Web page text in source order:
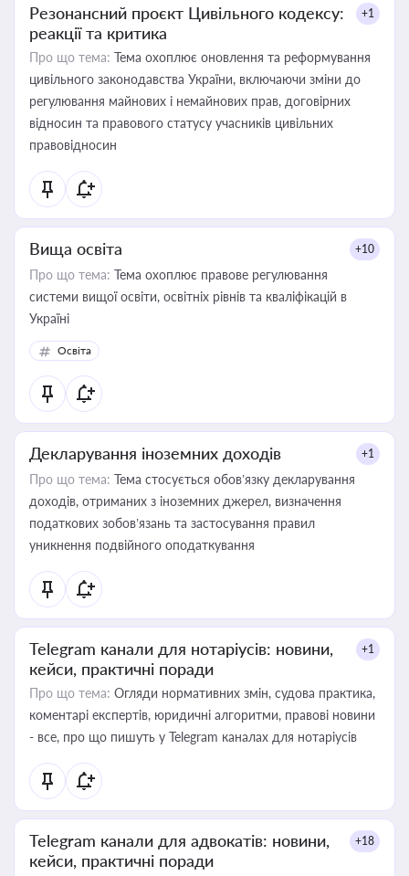
Резонансний проєкт Цивільного кодексу:
реакції та критика
+1
Про що тема: Тема охоплює оновлення та реформування
цивільного законодавства України, включаючи зміни до
регулювання майнових і немайнових прав, договірних
відносин та правового статусу учасників цивільних
правовідносин
Вища освіта +10
Про що тема: Тема охоплює правове регулювання
системи вищої освіти, освітніх рівнів та кваліфікацій в
Україні
Освіта
Декларування іноземних доходів +1
Про що тема: Тема стосується обов’язку декларування
доходів, отриманих з іноземних джерел, визначення
податкових зобов’язань та застосування правил
уникнення подвійного оподаткування
Telegram канали для нотаріусів: новини,
кейси, практичні поради
+1
Про що тема: Огляди нормативних змін, судова практика,
коментарі експертів, юридичні алгоритми, правові новини
- все, про що пишуть у Telegram каналах для нотаріусів
Telegram канали для адвокатів: новини,
кейси, практичні поради
+18